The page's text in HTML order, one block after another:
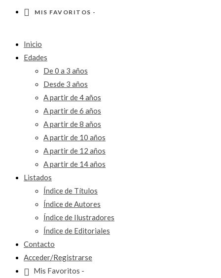
MIS FAVORITOS -
Inicio
Edades
De 0 a 3 años
Desde 3 años
A partir de 4 años
A partir de 6 años
A partir de 8 años
A partir de 10 años
A partir de 12 años
A partir de 14 años
Listados
Índice de Títulos
Índice de Autores
Índice de Ilustradores
Índice de Editoriales
Contacto
Acceder/Registrarse
Mis Favoritos -